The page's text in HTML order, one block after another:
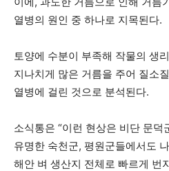
열병의 원인 중 하나로 지목된다.
토양에 수분이 부족해 작물의 생
지나치게 많은 거름을 주어 질소
열병에 걸린 것으로 분석된다.
소식통은 “이런 현상은 비단 문
유명한 숙천군, 평원군들에서도
해안 벼 생산지 전체로 빠르게 번